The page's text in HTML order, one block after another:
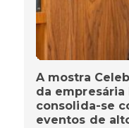
A mostra
da empresária
consolida-se
eventos de